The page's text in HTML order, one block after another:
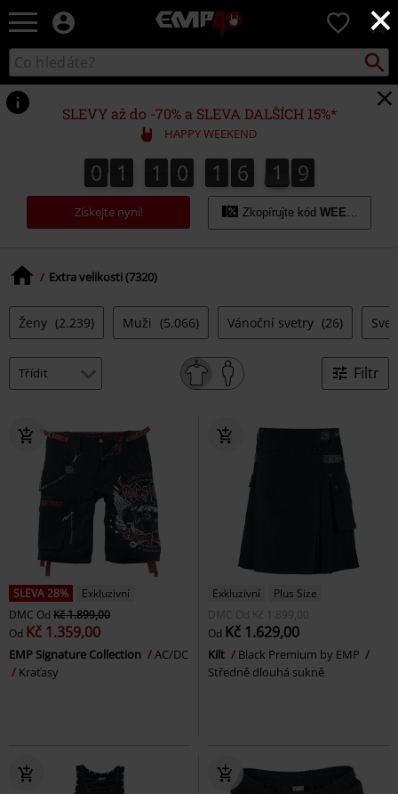
×
EMP
Hudba,
filmy
&
seriály,
Merch
pro
hráče,
Alternativní
móda
0
Katalog
vyhledávání
SLEVY až do -70% a SLEVA DALŠÍCH 15%*
HAPPY WEEKEND
0
0 1
1 1
1 0
0 1
1 6
6 1
2
1 7
8
7
9
8
Získejte nyní! Zkopírujte kód WEEKEND
Extra velikosti (7320)
Ženy (2.239) Muži (5.066) Vánoční svetry (26)
Filtr
SLEVA 28%
Exkluzivní
DMC Od Kč 1.899,00
Od Kč 1.359,00
EMP Signature Collection
AC/DC
Kraťasy
Exkluzivní
Plus Size
DMC Od Kč 1.899,00
Od Kč 1.629,00
Kilt
Black Premium by EMP
Středně dlouhá sukně